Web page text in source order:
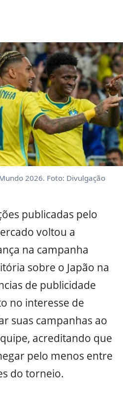
2026. Foto: Divulgação
publicadas pelo
voltou a
na campanha
sobre o Japão na
de publicidade
no interesse de
suas campanhas ao
acreditando que
pelo menos entre
do torneio.